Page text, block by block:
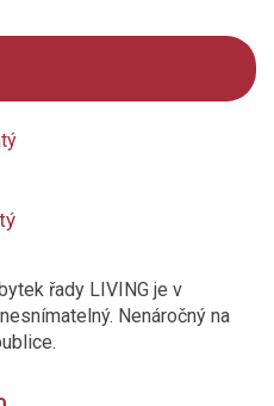
řady LIVING je v
Nenáročný na